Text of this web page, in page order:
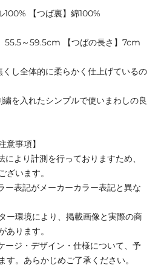
100% 【つば裏】綿100%
55.5～59.5cm 【つばの長さ】7cm
し全体的に柔らかく仕上げているの
を入れたシンプルで使いまわしの良
意事項】
より計測を行っておりますため、
ざいます。
表記がメーカーカラー表記と異な
ー環境により、掲載画像と実際の商
あります。
ジ・デザイン・仕様について、予
。あらかじめご了承ください。